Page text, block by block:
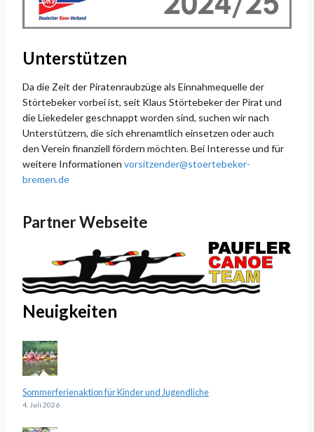
Unterstützen
Da die Zeit der Piratenraubzüge als Einnahmequelle der
Störtebeker vorbei ist, seit Klaus Störtebeker der Pirat und
die Liekedeler geschnappt worden sind, suchen wir nach
Unterstützern, die sich ehrenamtlich einsetzen oder auch
den Verein finanziell fördern möchten. Bei Interesse und für
weitere Informationen vorsitzender@stoertebeker-
bremen.de
Partner Webseite
Neuigkeiten
Sommerferienaktion für Kinder und Jugendliche
4. Juli 2026